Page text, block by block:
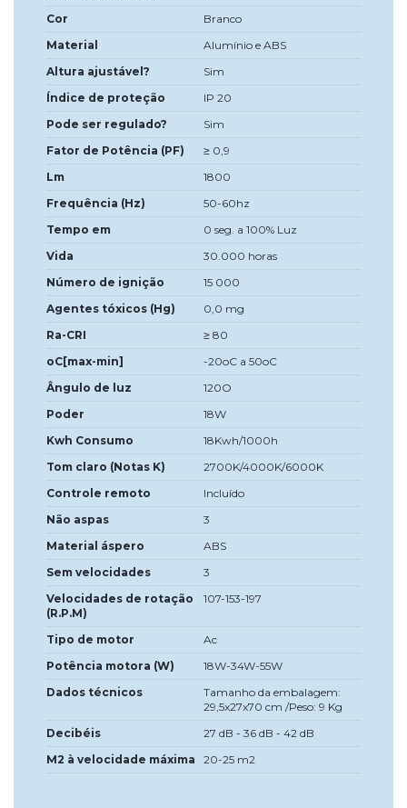
Cor
Branco
Material
Alumínio e ABS
Altura ajustável?
Sim
Índice de proteção
IP 20
Pode ser regulado?
Sim
Fator de Potência (PF)
≥ 0,9
Lm
1800
Frequência (Hz)
50-60hz
Tempo em
0 seg. a 100% Luz
Vida
30.000 horas
Número de ignição
15 000
Agentes tóxicos (Hg)
0,0 mg
Ra-CRI
≥ 80
oC[max-min]
-20oC a 50oC
Ângulo de luz
120O
Poder
18W
Kwh Consumo
18Kwh/1000h
Tom claro (Notas K)
2700K/4000K/6000K
Controle remoto
Incluído
Não aspas
3
Material áspero
ABS
Sem velocidades
3
Velocidades de rotação
(R.P.M)
107-153-197
Tipo de motor
Ac
Potência motora (W)
18W-34W-55W
Dados técnicos
Tamanho da embalagem:
29,5x27x70 cm /Peso: 9 Kg
Decibéis
27 dB - 36 dB - 42 dB
M2 à velocidade máxima
20-25 m2